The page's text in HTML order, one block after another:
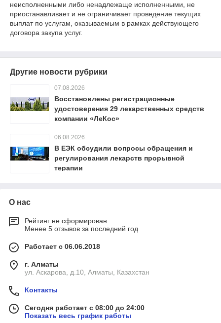
неисполненными либо ненадлежаще исполненными, не
приостанавливает и не ограничивает проведение текущих
выплат по услугам, оказываемым в рамках действующего
договора закупа услуг.
Другие новости рубрики
07.08.2026
Восстановлены регистрационные
удостоверения 29 лекарственных средств
компании «ЛеКос»
06.08.2026
В ЕЭК обсудили вопросы обращения и
регулирования лекарств прорывной
терапии
О нас
Рейтинг не сформирован
Менее 5 отзывов за последний год
Работает с 06.06.2018
г. Алматы
ул. Аскарова, д.10, Алматы, Казахстан
Контакты
Сегодня работает с 08:00 до 24:00
Показать весь график работы